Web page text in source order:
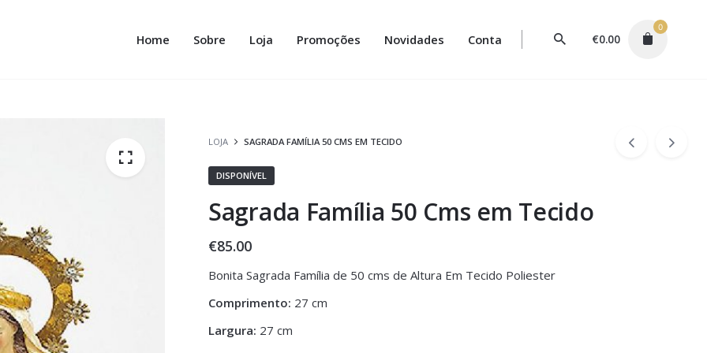
Home Sobre Loja Promoções Novidades Conta €0.00
0
LOJA SAGRADA FAMÍLIA 50 CMS EM TECIDO
DISPONÍVEL
Sagrada Família 50 Cms em Tecido
€85.00
Bonita Sagrada Família de 50 cms de Altura Em Tecido Poliester
Comprimento: 27 cm
Largura: 27 cm